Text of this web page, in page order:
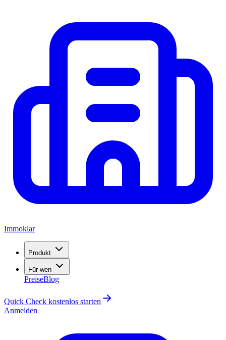
Immoklar
Produkt
Für wen
PreiseBlog
Quick Check kostenlos starten
Anmelden